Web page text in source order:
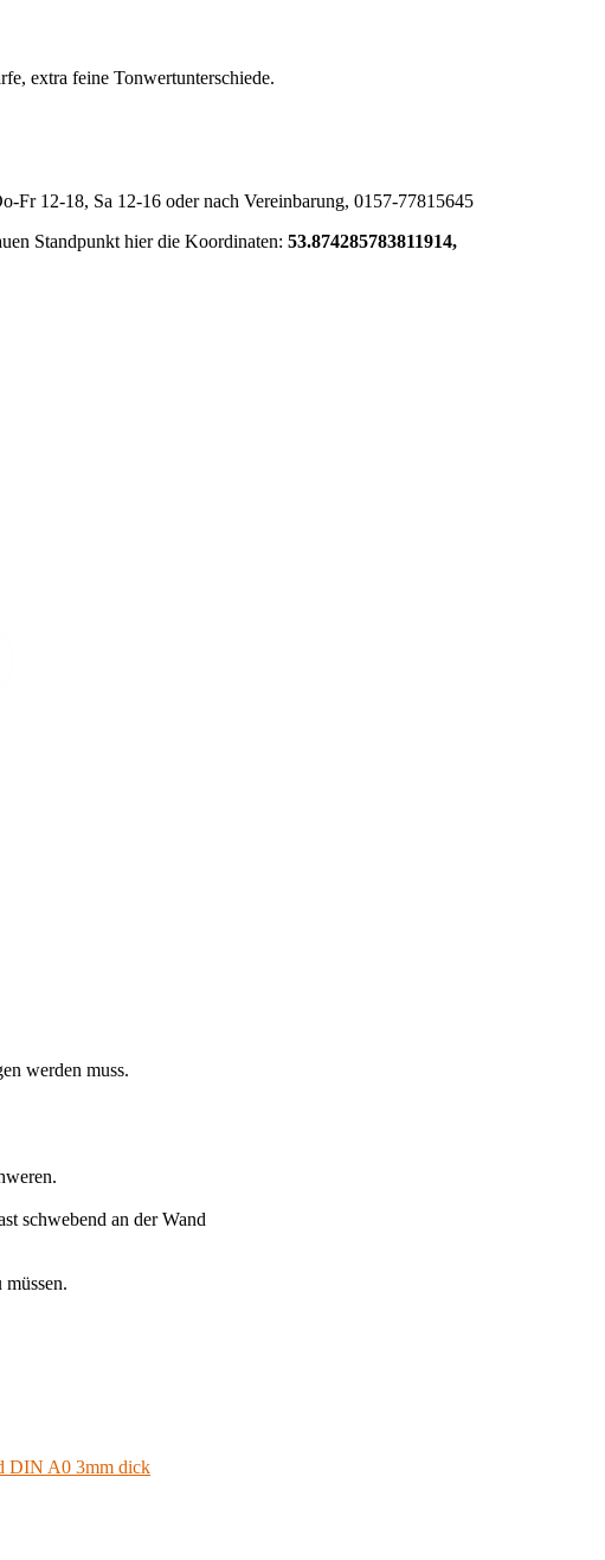
extra feine Tonwertunterschiede.
Fr 12-18, Sa 12-16 oder nach Vereinbarung, 0157-77815645
Standpunkt hier die Koordinaten: 53.874285783811914,
werden muss.
schwebend an der Wand
DIN A0 3mm dick